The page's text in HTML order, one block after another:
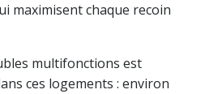
maximisent chaque recoin
multifonctions est
ces logements : environ